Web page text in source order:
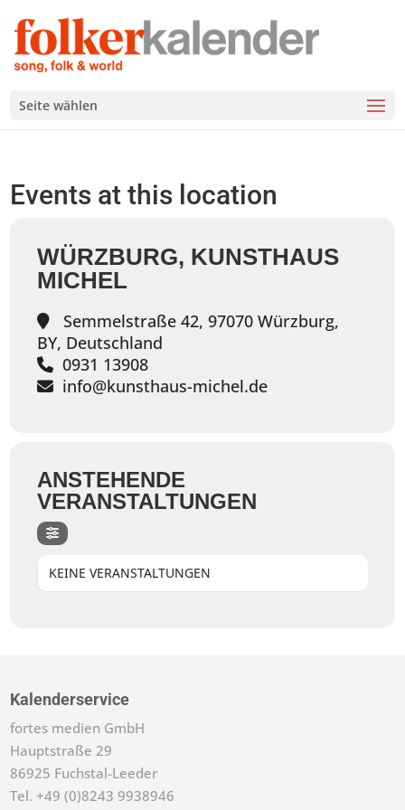
Seite wählen
Events at this location
WÜRZBURG, KUNSTHAUS
MICHEL
Semmelstraße 42, 97070 Würzburg,
BY, Deutschland
0931 13908
info@kunsthaus-michel.de
ANSTEHENDE
VERANSTALTUNGEN
KEINE VERANSTALTUNGEN
Kalenderservice
fortes medien GmbH
Hauptstraße 29
86925 Fuchstal-Leeder
Tel. +49 (0)8243 9938946